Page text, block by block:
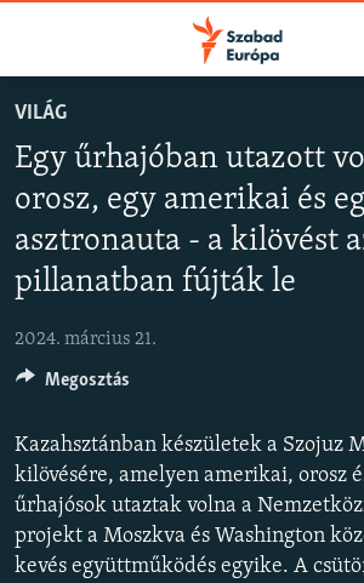
Akadálymentes
Ugrás
oldalra
tartalomjegyzékre
keresésre
AKTUÁLIS
PODCASTOK
VIDEÓK
ELEMZŐ
NER15
SZABADON
TÁRSADALOM
DEMOKRÁCIA
A PÉNZ NYOMÁBAN
EURÓPAI UNIÓ
VILÁG
Egy űrhajóban utazott
orosz, egy amerikai és
asztronauta - a kilövést
pillanatban fújták le
2024. március 21.
Kazahsztánban készületek a Szojuz
kilövésére, amelyen amerikai, orosz
űrhajósok utaztak volna a
projekt a Moszkva és Washington
kevés együttműködés egyike. A
Megosztás
FELIRATKOZÁS
Spotify